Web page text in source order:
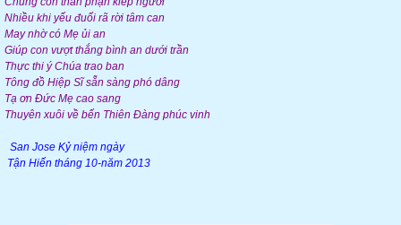
Nhiều khi yếu đuối rã rời tâm can
May nhờ có Mẹ ủi an
Giúp con vượt thắng bình an dưới trần
Thực thi ý Chúa trao ban
Tông đồ Hiệp Sĩ sẵn sàng phó dâng
Tạ ơn Đức Mẹ cao sang
Thuyên xuôi về bến Thiên Đàng phúc vinh
San Jose Kỷ niệm ngày
Tận Hiến tháng 10-năm 2013